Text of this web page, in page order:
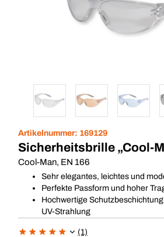
Artikelnummer: 169129
Sicherheitsbrille „Cool-
Cool-Man, EN 166
Sehr elegantes, leichtes und
Perfekte Passform und hoher
Hochwertige
UV-Strahlung
(1)